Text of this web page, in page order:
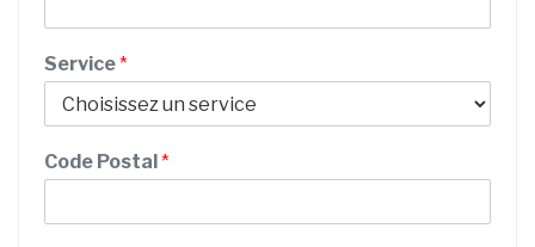
a
e
é
Service*
Code Postal*